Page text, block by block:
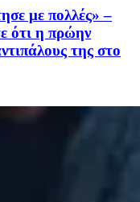
με πολλές» –
ότι η πρώην
της στο